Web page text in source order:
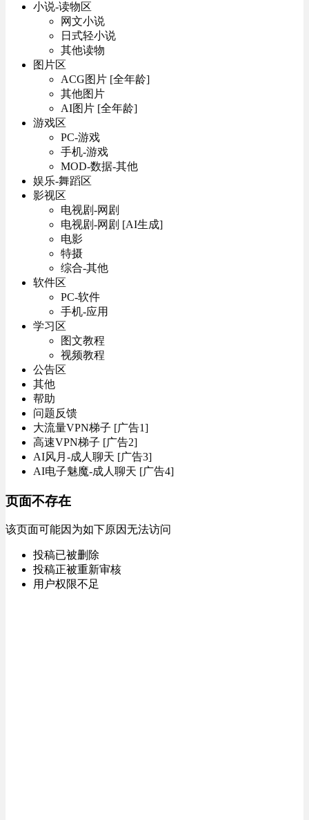
小说-读物区
网文小说
日式轻小说
其他读物
图片区
ACG图片 [全年龄]
其他图片
AI图片 [全年龄]
游戏区
PC-游戏
手机-游戏
MOD-数据-其他
娱乐-舞蹈区
影视区
电视剧-网剧
电视剧-网剧 [AI生成]
电影
特摄
综合-其他
软件区
PC-软件
手机-应用
学习区
图文教程
视频教程
公告区
其他
帮助
问题反馈
大流量VPN梯子 [广告1]
高速VPN梯子 [广告2]
AI风月-成人聊天 [广告3]
AI电子魅魔-成人聊天 [广告4]
页面不存在
该页面可能因为如下原因无法访问
投稿已被删除
投稿正被重新审核
用户权限不足